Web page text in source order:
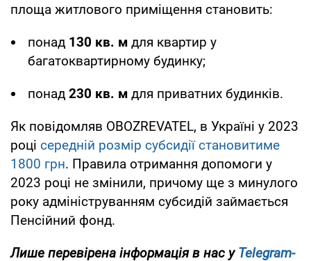
площа житлового приміщення становить:
понад 130 кв. м для квартир у
багатоквартирному будинку;
понад 230 кв. м для приватних будинків.
Як повідомляв OBOZREVATEL, в Україні у 2023
році середній розмір субсидії становитиме
1800 грн. Правила отримання допомоги у
2023 році не змінили, причому ще з минулого
року адмініструванням субсидій займається
Пенсійний фонд.
Лише перевірена інформація в нас уTelegram-